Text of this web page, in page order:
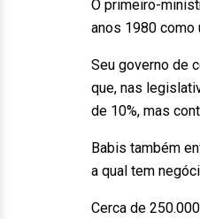
O primeiro-
anos 1980 como
Seu governo de
que, nas
de 10%, mas
Babis também
a qual tem
Cerca de